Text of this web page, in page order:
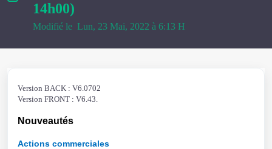
14h00)
Modifié le Lun, 23 Mai, 2022 à 6:13 H
Version BACK : V6.0702
Version FRONT : V6.43.
Nouveautés
Actions commerciales